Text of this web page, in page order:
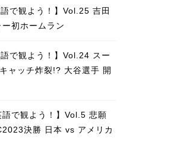
語で観よう！】Vol.25 吉田
初ホームラン
語で観よう！】Vol.24 スー
ャッチ炸裂!? 大谷選手 開
語で観よう！】Vol.5 悲願
決勝 日本 vs アメリカ